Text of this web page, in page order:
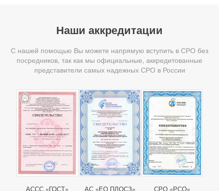
Наши аккредитации
С нашей помощью Вы можете напрямую вступить в СРО без
посредников, так как мы официальные, аккредитованные
представители самых надежных СРО в России
АССС «ГОСТ» АС «ЕО ПЛОСЗ» СРО «РСО»